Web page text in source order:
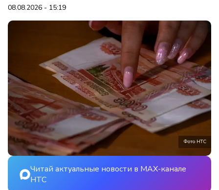
08.08.2026 - 15:19
Фото НТС
Читай актуальные новости в MAX-канале
НТС